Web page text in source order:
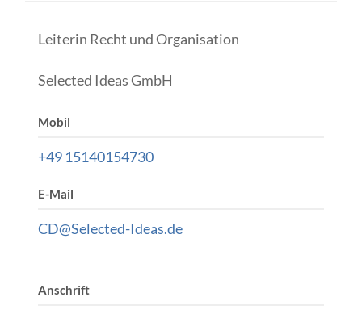
Leiterin Recht und Organisation
Selected Ideas GmbH
Mobil
+49 15140154730
E-Mail
CD@Selected-Ideas.de
Anschrift